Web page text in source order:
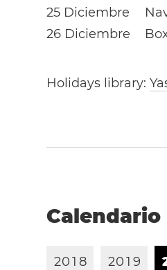
25 Diciembre
26 Diciembre
Holidays library:
201 8 201 9